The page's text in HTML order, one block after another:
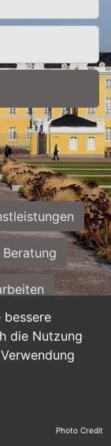
bessere
die Nutzung
Photo Credit